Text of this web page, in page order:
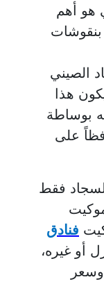
هو أهم
بنقوشات
الصيني
هذا
بوساطة
على
فقط
فنادق
أو غيره،